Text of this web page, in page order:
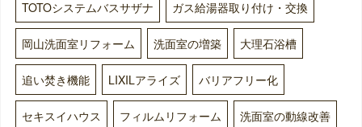
TOTOシステムバスサザナ ガス給湯器取り付け・交換
岡山洗面室リフォーム 洗面室の増築 大理石浴槽
追い焚き機能 LIXILアライズ バリアフリー化
セキスイハウス フィルムリフォーム 洗面室の動線改善